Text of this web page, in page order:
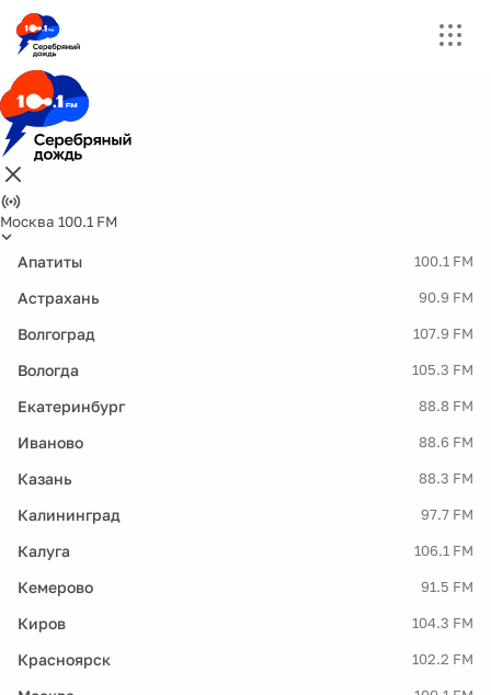
Москва 100.1 FM
Апатиты 100.1 FM
Астрахань 90.9 FM
Волгоград 107.9 FM
Вологда 105.3 FM
Екатеринбург 88.8 FM
Иваново 88.6 FM
Казань 88.3 FM
Калининград 97.7 FM
Калуга 106.1 FM
Кемерово 91.5 FM
Киров 104.3 FM
Красноярск 102.2 FM